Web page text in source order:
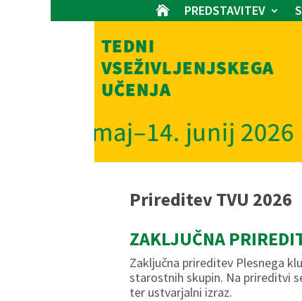
 PREDSTAVITEV
Prireditev TVU 2026
ZAKLJUČNA
Zaključna prireditev Plesnega
starostnih skupin. Na prireditvi
ter ustvarjalni izraz.